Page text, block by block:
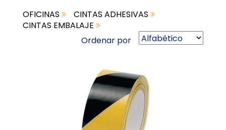
OFICINAS
CINTAS ADHESIVAS
CINTAS EMBALAJE
Ordenar por